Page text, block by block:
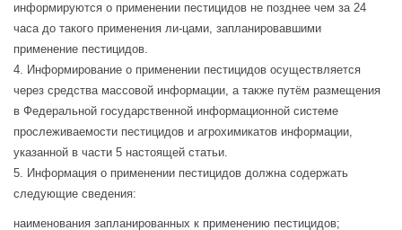
информируются о применении пестицидов не позднее чем за 24
часа до такого применения ли-цами, запланировавшими
применение пестицидов.
4. Информирование о применении пестицидов осуществляется
через средства массовой информации, а также путём размещения
в Федеральной государственной информационной системе
прослеживаемости пестицидов и агрохимикатов информации,
указанной в части 5 настоящей статьи.
5. Информация о применении пестицидов должна содержать
следующие сведения:
наименования запланированных к применению пестицидов;